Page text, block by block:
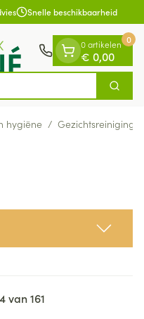
Snelle beschikbaarheid
Zoek
0 artikelen
€ 0,00
0
hygiëne / Gezichtsreiniging
van161